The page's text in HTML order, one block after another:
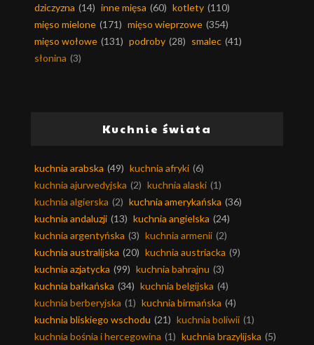
dziczyzna (14) inne mięsa (60) kotlety (110)
mięso mielone (171) mięso wieprzowe (354)
mięso wołowe (131) podroby (28) smalec (41)
słonina (3)
Kuchnie świata
kuchnia arabska (49) kuchnia afryki (6)
kuchnia ajurwedyjska (2) kuchnia alaski (1)
kuchnia algierska (2) kuchnia amerykańska (36)
kuchnia andaluzji (13) kuchnia angielska (24)
kuchnia argentyńska (3) kuchnia armenii (2)
kuchnia australijska (20) kuchnia austriacka (9)
kuchnia azjatycka (99) kuchnia bahrajnu (3)
kuchnia bałkańska (34) kuchnia belgijska (4)
kuchnia berberyjska (1) kuchnia birmańska (4)
kuchnia bliskiego wschodu (21) kuchnia boliwii (1)
kuchnia bośnia i hercegowina (1) kuchnia brazylijska (5)